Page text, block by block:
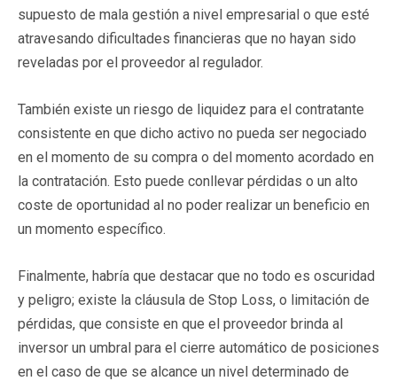
supuesto de mala gestión a nivel empresarial o que esté
atravesando dificultades financieras que no hayan sido
reveladas por el proveedor al regulador.
También existe un riesgo de liquidez para el contratante
consistente en que dicho activo no pueda ser negociado
en el momento de su compra o del momento acordado en
la contratación. Esto puede conllevar pérdidas o un alto
coste de oportunidad al no poder realizar un beneficio en
un momento específico.
Finalmente, habría que destacar que no todo es oscuridad
y peligro; existe la cláusula de Stop Loss, o limitación de
pérdidas, que consiste en que el proveedor brinda al
inversor un umbral para el cierre automático de posiciones
en el caso de que se alcance un nivel determinado de